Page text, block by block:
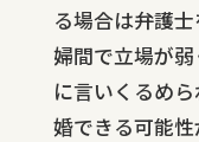
る場合は弁護
婦間で立場が
に言いくるめ
婚できる可能性